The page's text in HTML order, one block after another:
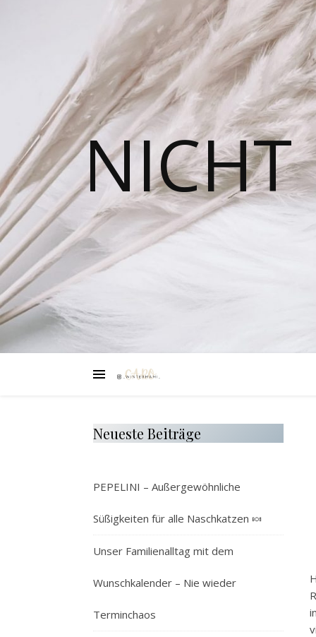
NICHT
Neueste Beiträge
PEPELINI – Außergewöhnliche
Süßigkeiten für alle Naschkatzen 🍬
Unser Familienalltag mit dem
Wunschkalender – Nie wieder
Terminchaos